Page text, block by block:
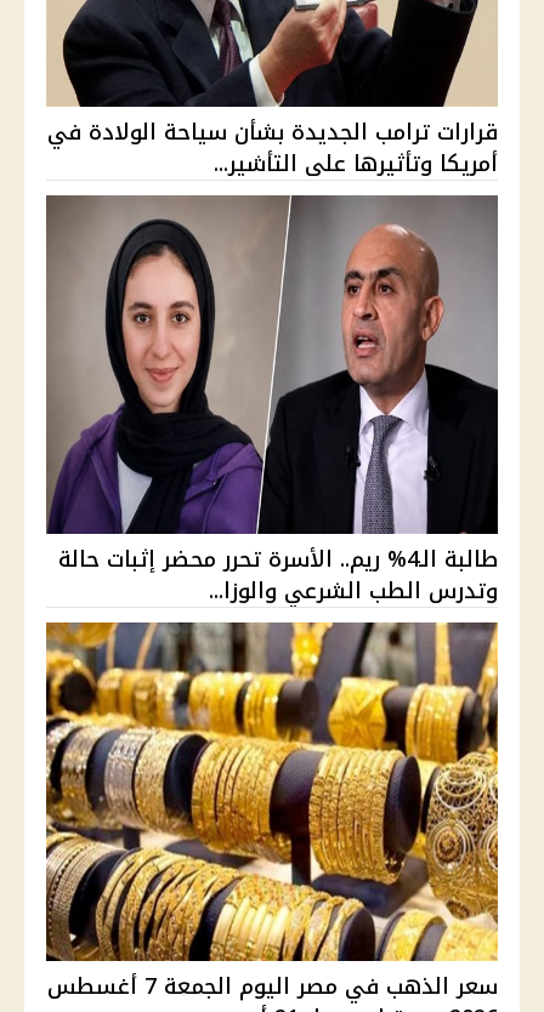
قرارات ترامب الجديدة بشأن سياحة الولادة في
أمريكا وتأثيرها على التأشير...
طالبة الـ4% ريم.. الأسرة تحرر محضر إثبات حالة
وتدرس الطب الشرعي والوزا...
سعر الذهب في مصر اليوم الجمعة 7 أغسطس